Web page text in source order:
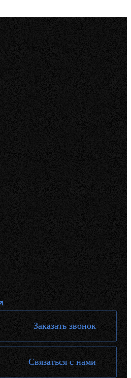
Заказать звонок
Связаться с нами